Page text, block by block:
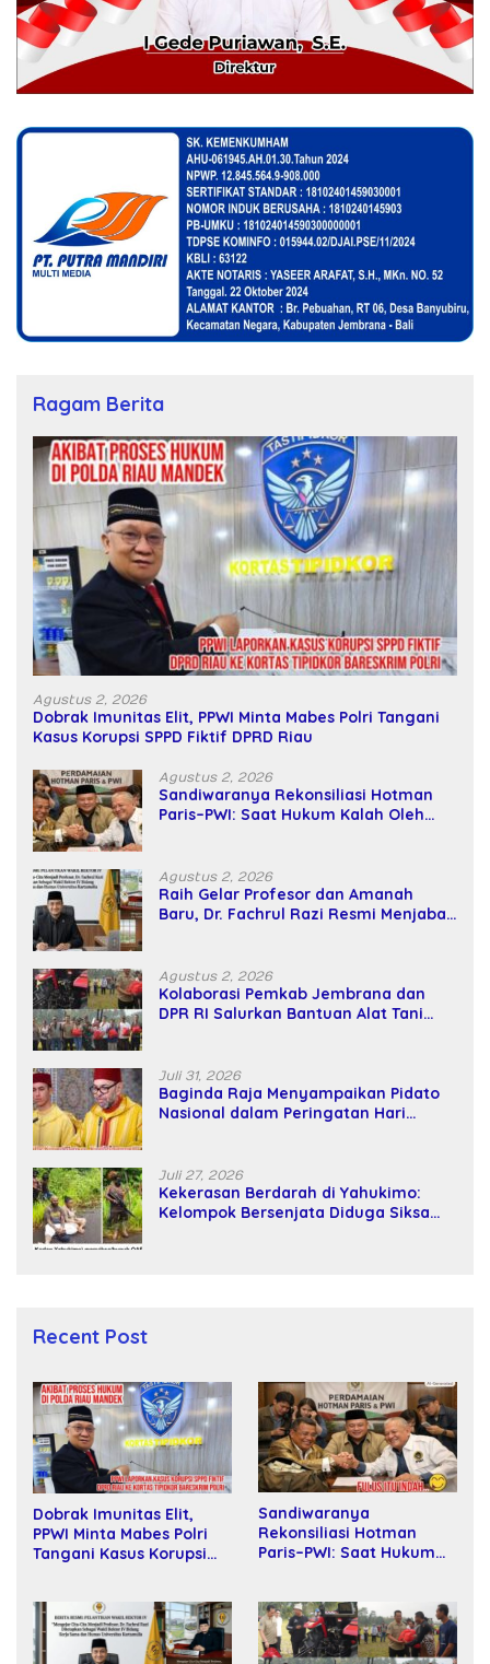
Ragam Berita
Agustus 2, 2026
Dobrak Imunitas Elit, PPWI Minta Mabes Polri Tangani
Kasus Korupsi SPPD Fiktif DPRD Riau
Agustus 2, 2026
Sandiwaranya Rekonsiliasi Hotman
Paris–PWI: Saat Hukum Kalah Oleh
Agustus 2, 2026
Raih Gelar Profesor dan Amanah
Baru, Dr. Fachrul Razi Resmi Menjabat
Agustus 2, 2026
Kolaborasi Pemkab Jembrana dan
DPR RI Salurkan Bantuan Alat Tani
Juli 31, 2026
Baginda Raja Menyampaikan Pidato
Nasional dalam Peringatan Hari
Juli 27, 2026
Kekerasan Berdarah di Yahukimo:
Kelompok Bersenjata Diduga Siksa
Recent Post
Dobrak Imunitas Elit,
PPWI Minta Mabes Polri
Tangani Kasus Korupsi
Sandiwaranya
Rekonsiliasi Hotman
Paris–PWI: Saat Hukum